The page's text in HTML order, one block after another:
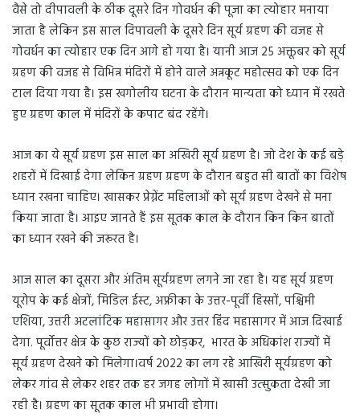
वैसे तो दीपावली के ठीक दूसरे दिन गोवर्धन की पूजा का त्योहार मनाया
जाता है लेकिन इस साल दिपावली के दूसरे दिन सूर्य ग्रहण की वजह से
गोवर्धन का त्योहार एक दिन आगे हो गया है। यानी आज 25 अक्तूबर को सूर्य
ग्रहण की वजह से विभिन्न मंदिरों में होने वाले अन्नकूट महोत्सव को एक दिन
टाल दिया गया है। इस खगोलीय घटना के दौरान मान्यता को ध्यान में रखते
हुए ग्रहण काल में मंदिरों के कपाट बंद रहेंगे।
आज का ये सूर्य ग्रहण इस साल का अखिरी सूर्य ग्रहण है। जो देश के कई बड़े
शहरों में दिखाई देगा लेकिन ग्रहण ग्रहण के दौरान बहुत सी बातों का विशेष
ध्यान रखना चाहिए। खासकर प्रेग्नेंट महिलाओं को सूर्य ग्रहण देखने से मना
किया जाता है। आइए जानते हैं इस सूतक काल के दौरान किन किन बातों
का ध्यान रखने की जरूरत है।
आज साल का दूसरा और अंतिम सूर्यग्रहण लगने जा रहा है। यह सूर्य ग्रहण
यूरोप के कई क्षेत्रों, मिडिल ईस्ट, अफ्रीका के उत्तर-पूर्वी हिस्सों, पश्चिमी
एशिया, उत्तरी अटलांटिक महासागर और उत्तर हिंद महासागर में आज दिखाई
देगा. पूर्वोत्तर क्षेत्र के कुछ राज्यों को छोड़कर, भारत के अधिकांश राज्यों में
सूर्य ग्रहण देखने को मिलेगा।वर्ष 2022 का लग रहे आखिरी सूर्यग्रहण को
लेकर गांव से लेकर शहर तक हर जगह लोगों में खासी उत्‍सुकता देखी जा
रही है। ग्रहण का सूतक काल भी प्रभावी होगा।